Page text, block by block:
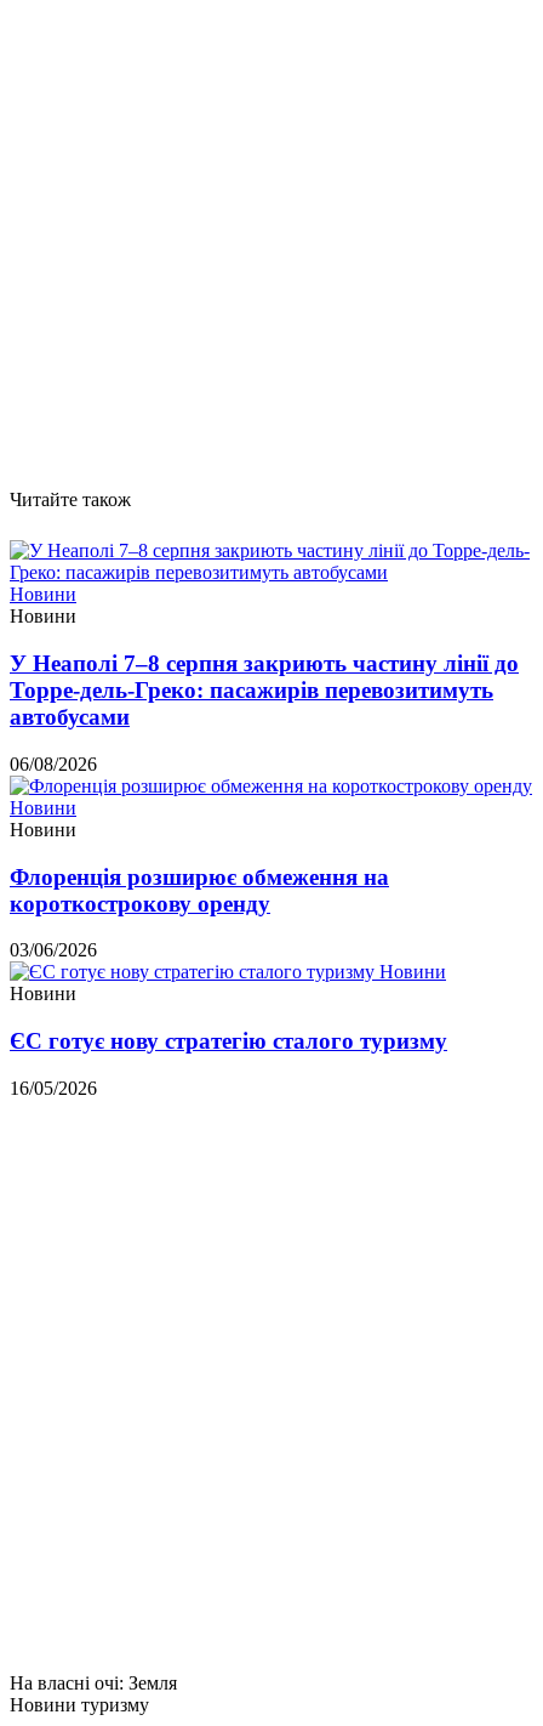
Читайте також
Новини
Новини
У Неаполі 7–8 серпня закриють частину лінії до
Торре-дель-Греко: пасажирів перевозитимуть
автобусами
06/08/2026
Новини
Новини
Флоренція розширює обмеження на
короткострокову оренду
03/06/2026
Новини
Новини
ЄС готує нову стратегію сталого туризму
16/05/2026
На власні очі: Земля
Новини туризму